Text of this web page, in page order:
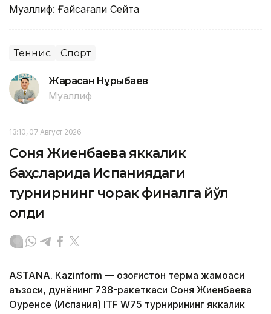
Муаллиф: Ғайсағали Сейтақ
Теннис Спорт
Жарасқан Нұрыбаев
Муаллиф
13:10, 07 Август 2026
Соня Жиенбаева яккалик
баҳсларида Испаниядаги
турнирнинг чорак финалга йўл
олди
ASTANА. Кazinform — Қозоғистон терма жамоаси
аъзоси, дунёнинг 738-ракеткаси Соня Жиенбаева
Оуренсе (Испания) ITF W75 турнирининг яккалик